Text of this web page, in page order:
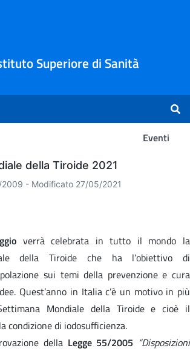
Superiore di Sanità
Eventi
della Tiroide 2021
2009 - Modificato 27/05/2021
verrà celebrata in tutto il mondo la
della Tiroide che ha l’obiettivo di
sui temi della prevenzione e cura
Quest’anno in Italia c’è un motivo in più
Mondiale della Tiroide e cioè il
condizione di iodosufficienza.
della Legge 55/2005 “Disposizioni